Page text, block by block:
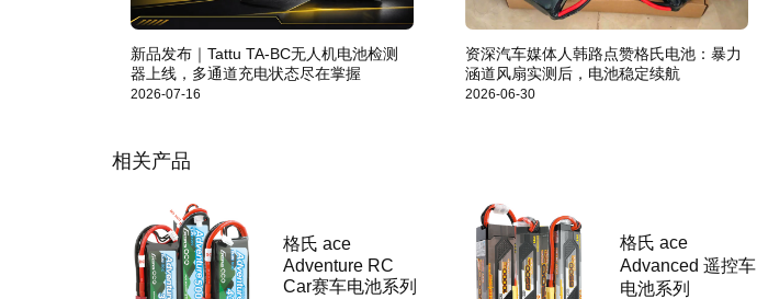
新品发布｜Tattu TA-BC无人机电池检测
器上线，多通道充电状态尽在掌握
2026-07-16
资深汽车媒体人韩路点赞格氏电池：暴力
涵道风扇实测后，电池稳定续航
2026-06-30
相关产品
格氏 ace
Adventure RC
Car赛车电池系列
格氏 ace
Advanced 遥控车
电池系列